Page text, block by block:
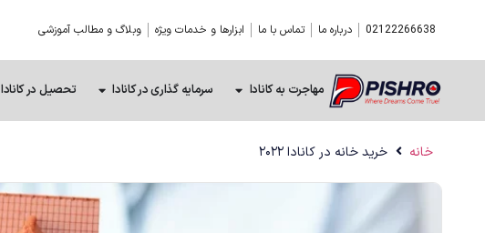
02122266638 درباره ما تماس با ما ابزارها و خدمات ویژه وبلاگ و مطالب آموزشی
مهاجرت به کانادا سرمایه گذاری در کانادا تحصیل در کانادا
خانه خرید خانه در کانادا ۲۰۲۲